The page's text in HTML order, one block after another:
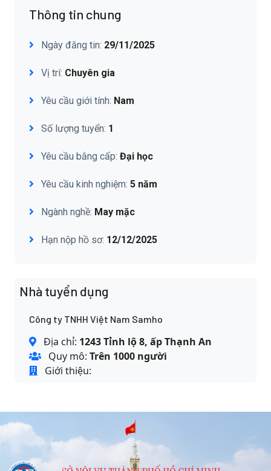
Thông tin chung
Ngày đăng tin: 29/11/2025
Vị trí: Chuyên gia
Yêu cầu giới tính: Nam
Số lượng tuyển: 1
Yêu cầu bằng cấp: Đại học
Yêu cầu kinh nghiệm: 5 năm
Ngành nghề: May mặc
Hạn nộp hồ sơ: 12/12/2025
Nhà tuyển dụng
Công ty TNHH Việt Nam Samho
Địa chỉ: 1243 Tỉnh lộ 8, ấp Thạnh An
Quy mô: Trên 1000 người
Giới thiệu: